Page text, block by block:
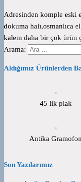
Adresinden komple eski
dokuma halı,osmanlıca
kalem daha bir çok ürün
Arama:
Aldığımız Ürünlerden
45 lik plak
Antika Gramofon
Son Yazılarımız